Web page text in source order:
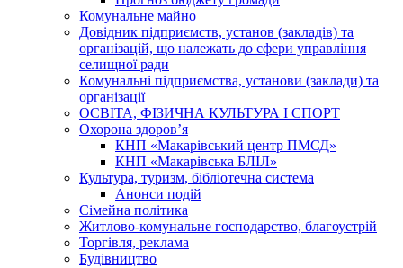
Комунальне майно
Довідник підприємств, установ (закладів) та
організацій, що належать до сфери управління
селищної ради
Комунальні підприємства, установи (заклади) та
організації
ОСВІТА, ФІЗИЧНА КУЛЬТУРА І СПОРТ
Охорона здоров’я
КНП «Макарівський центр ПМСД»
КНП «Макарівська БЛІЛ»
Культура, туризм, бібліотечна система
Анонси подій
Сімейна політика
Житлово-комунальне господарство, благоустрій
Торгівля, реклама
Будівництво